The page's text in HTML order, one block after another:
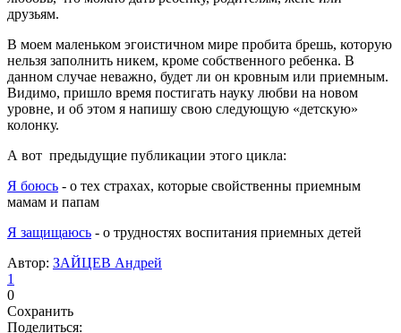
друзьям.
В моем маленьком эгоистичном мире пробита брешь, которую
нельзя заполнить никем, кроме собственного ребенка. В
данном случае неважно, будет ли он кровным или приемным.
Видимо, пришло время постигать науку любви на новом
уровне, и об этом я напишу свою следующую «детскую»
колонку.
А вот предыдущие публикации этого цикла:
Я боюсь - о тех страхах, которые свойственны приемным
мамам и папам
Я защищаюсь - о трудностях воспитания приемных детей
Автор: ЗАЙЦЕВ Андрей
1
0
Сохранить
Поделиться: